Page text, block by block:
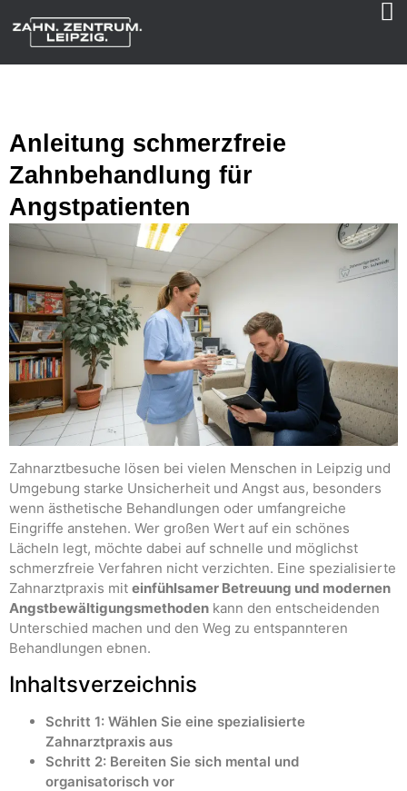
Anleitung schmerzfreie
Zahnbehandlung für
Angstpatienten
Zahnarztbesuche lösen bei vielen Menschen in Leipzig und
Umgebung starke Unsicherheit und Angst aus, besonders
wenn ästhetische Behandlungen oder umfangreiche
Eingriffe anstehen. Wer großen Wert auf ein schönes
Lächeln legt, möchte dabei auf schnelle und möglichst
schmerzfreie Verfahren nicht verzichten. Eine spezialisierte
Zahnarztpraxis mit einfühlsamer Betreuung und modernen
Angstbewältigungsmethoden kann den entscheidenden
Unterschied machen und den Weg zu entspannteren
Behandlungen ebnen.
Inhaltsverzeichnis
Schritt 1: Wählen Sie eine spezialisierte
Zahnarztpraxis aus
Schritt 2: Bereiten Sie sich mental und
organisatorisch vor